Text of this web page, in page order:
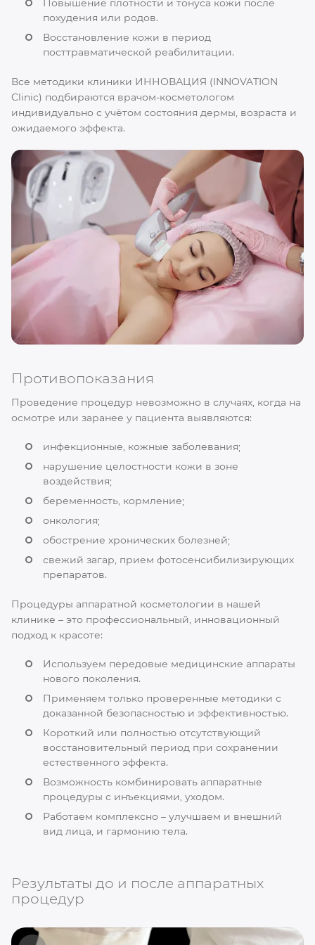
Повышение плотности и тонуса кожи после
похудения или родов.
Восстановление кожи в период
посттравматической реабилитации.
Все методики клиники ИННОВАЦИЯ (INNOVATION
Clinic) подбираются врачом-косметологом
индивидуально с учётом состояния дермы, возраста и
ожидаемого эффекта.
Противопоказания
Проведение процедур невозможно в случаях, когда на
осмотре или заранее у пациента выявляются:
инфекционные, кожные заболевания;
нарушение целостности кожи в зоне
воздействия;
беременность, кормление;
онкология;
обострение хронических болезней;
свежий загар, прием фотосенсибилизирующих
препаратов.
Процедуры аппаратной косметологии в нашей
клинике – это профессиональный, инновационный
подход к красоте:
Используем передовые медицинские аппараты
нового поколения.
Применяем только проверенные методики с
доказанной безопасностью и эффективностью.
Короткий или полностью отсутствующий
восстановительный период при сохранении
естественного эффекта.
Возможность комбинировать аппаратные
процедуры с инъекциями, уходом.
Работаем комплексно – улучшаем и внешний
вид лица, и гармонию тела.
Результаты до и после аппаратных
процедур